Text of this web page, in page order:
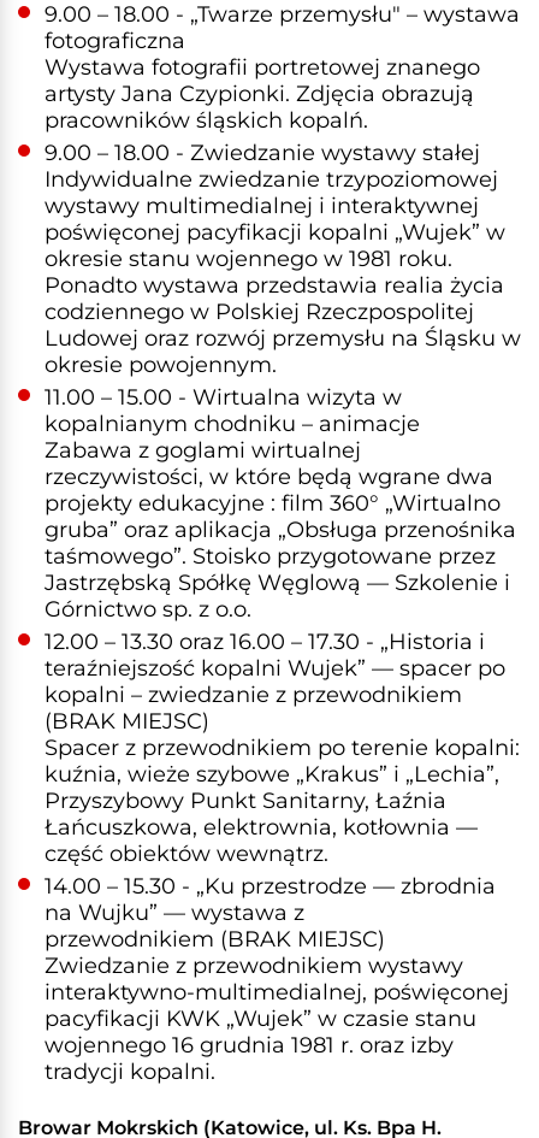
9.00 – 18.00 - „Twarze przemysłu" – wystawa
fotograficzna
Wystawa fotografii portretowej znanego
artysty Jana Czypionki. Zdjęcia obrazują
pracowników śląskich kopalń.
9.00 – 18.00 - Zwiedzanie wystawy stałej
Indywidualne zwiedzanie trzypoziomowej
wystawy multimedialnej i interaktywnej
poświęconej pacyfikacji kopalni „Wujek” w
okresie stanu wojennego w 1981 roku.
Ponadto wystawa przedstawia realia życia
codziennego w Polskiej Rzeczpospolitej
Ludowej oraz rozwój przemysłu na Śląsku w
okresie powojennym.
11.00 – 15.00 - Wirtualna wizyta w
kopalnianym chodniku – animacje
Zabawa z goglami wirtualnej
rzeczywistości, w które będą wgrane dwa
projekty edukacyjne : film 360° „Wirtualno
gruba” oraz aplikacja „Obsługa przenośnika
taśmowego”. Stoisko przygotowane przez
Jastrzębską Spółkę Węglową — Szkolenie i
Górnictwo sp. z o.o.
12.00 – 13.30 oraz 16.00 – 17.30 - „Historia i
teraźniejszość kopalni Wujek” — spacer po
kopalni – zwiedzanie z przewodnikiem
(BRAK MIEJSC)
Spacer z przewodnikiem po terenie kopalni:
kuźnia, wieże szybowe „Krakus” i „Lechia”,
Przyszybowy Punkt Sanitarny, Łaźnia
Łańcuszkowa, elektrownia, kotłownia —
część obiektów wewnątrz.
14.00 – 15.30 - „Ku przestrodze — zbrodnia
na Wujku” — wystawa z
przewodnikiem (BRAK MIEJSC)
Zwiedzanie z przewodnikiem wystawy
interaktywno-multimedialnej, poświęconej
pacyfikacji KWK „Wujek” w czasie stanu
wojennego 16 grudnia 1981 r. oraz izby
tradycji kopalni.
Browar Mokrskich (Katowice, ul. Ks. Bpa H.